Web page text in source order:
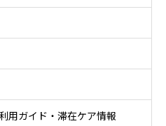
用ガイド・滞在ケア情報